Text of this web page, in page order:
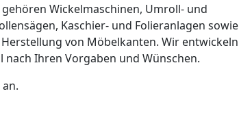
Wickelmaschinen, Umroll- und
Kaschier- und Folieranlagen sowie
von Möbelkanten. Wir entwickeln
nach Ihren Vorgaben und Wünschen.